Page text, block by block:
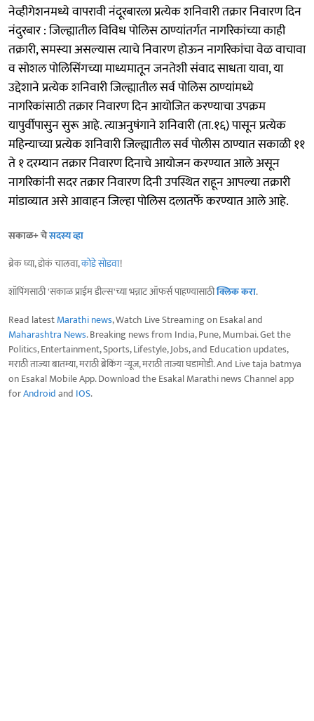
नेव्हीगेशनमध्ये वापरावी नंदूरबारला प्रत्येक शनिवारी तक्रार निवारण दिन
नंदुरबार : जिल्ह्यातील विविध पोलिस ठाण्यांतर्गत नागरिकांच्या काही
तक्रारी, समस्या असल्यास त्याचे निवारण होऊन नागरिकांचा वेळ वाचावा
व सोशल पोलिसिंगच्या माध्यमातून जनतेशी संवाद साधता यावा, या
उद्देशाने प्रत्येक शनिवारी जिल्ह्यातील सर्व पोलिस ठाण्यांमध्ये
नागरिकांसाठी तक्रार निवारण दिन आयोजित करण्याचा उपक्रम
यापुर्वीपासुन सुरू आहे. त्याअनुषंगाने शनिवारी (ता.१६) पासून प्रत्येक
महिन्याच्या प्रत्येक शनिवारी जिल्ह्यातील सर्व पोलीस ठाण्यात सकाळी ११
ते १ दरम्यान तक्रार निवारण दिनाचे आयोजन करण्यात आले असून
नागरिकांनी सदर तक्रार निवारण दिनी उपस्थित राहून आपल्या तक्रारी
मांडाव्यात असे आवाहन जिल्हा पोलिस दलातर्फे करण्यात आले आहे.
सकाळ+ चेसदस्य व्हा
ब्रेक घ्या, डोकं चालवा,कोडे सोडवा!
शॉपिंगसाठी 'सकाळ प्राईम डील्स'च्या भन्नाट ऑफर्स पाहण्यासाठीक्लिक करा.
Read latestMarathi news, Watch Live Streaming on Esakal and
Maharashtra News. Breaking news from India, Pune, Mumbai. Get the
Politics, Entertainment, Sports, Lifestyle, Jobs, and Education updates,
मराठी ताज्या बातम्या, मराठी ब्रेकिंग न्यूज, मराठी ताज्या घडामोडी. And Live taja batmya
on Esakal Mobile App. Download the Esakal Marathi news Channel app
forAndroidand IOS.